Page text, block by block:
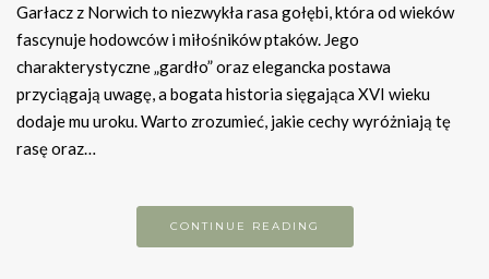
Garłacz z Norwich to niezwykła rasa gołębi, która od wieków
fascynuje hodowców i miłośników ptaków. Jego
charakterystyczne „gardło” oraz elegancka postawa
przyciągają uwagę, a bogata historia sięgająca XVI wieku
dodaje mu uroku. Warto zrozumieć, jakie cechy wyróżniają tę
rasę oraz…
CONTINUE READING